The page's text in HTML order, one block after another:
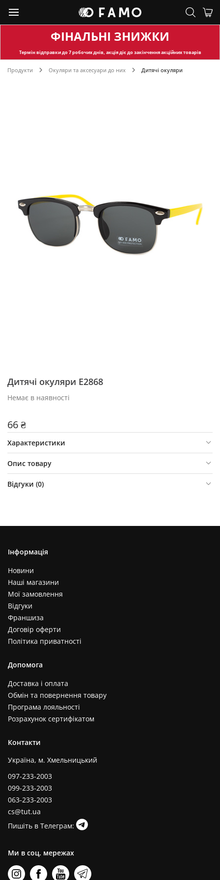
ФІНАЛЬНІ ЗНИЖКИ
Термін відправкидо 7 робочих днів, акція діє до закінчення акційних товарів
Продукти Окуляри та аксесуари до них Дитячі окуляри
Дитячі окуляри Е2868
Немає в наявності
66 ₴
Характеристики
Опис товару
Відгуки (0)
Інформація
Новини
Наші магазини
Мої замовлення
Відгуки
Франшиза
Договір оферти
Політика приватності
Допомога
Доставка і оплата
Обмін та повернення товару
Програма лояльності
Розрахунок сертифікатом
Контакти
Україна, м. Хмельницький
097-233-2003
099-233-2003
063-233-2003
cs@tut.ua
Пишіть в Телеграм:
Ми в соц. мережах